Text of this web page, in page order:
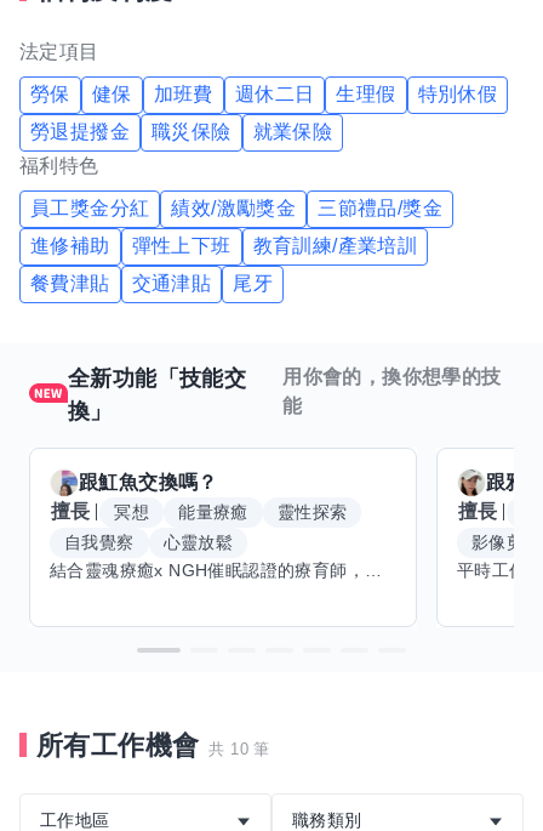
法定項目
勞保 健保 加班費 週休二日 生理假
特別休假
勞退提撥金
職災保險
就業保險
福利特色
員工獎金分紅 績效/激勵獎金
三節禮品/獎金
進修補助
彈性上下班
教育訓練/產業培訓
餐費津貼
交通津貼 尾牙
全新功能「技能交
換」
用你會的，換你想學的技
能
跟魟魚交換嗎？
擅長
冥想 能量療癒
靈性探索
自我覺察
心靈放鬆
跟雅
擅長
影像剪
所有工作機會 共 10 筆
工作地區 職務類別